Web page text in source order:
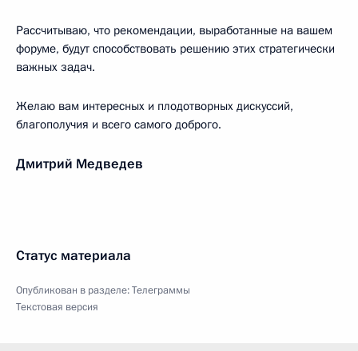
Рассчитываю, что рекомендации, выработанные на вашем
форуме, будут способствовать решению этих стратегически
важных задач.
Желаю вам интересных и плодотворных дискуссий,
благополучия и всего самого доброго.
Дмитрий Медведев
Статус материала
Опубликован в разделе:Телеграммы
Текстовая версия